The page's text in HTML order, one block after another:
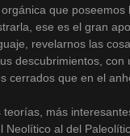
que poseemos
ese es el gran
revelarnos las
descubrimientos,
cerrados que en el
teorías, más
Neolítico al del